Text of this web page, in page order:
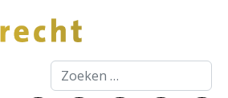
Zoeken